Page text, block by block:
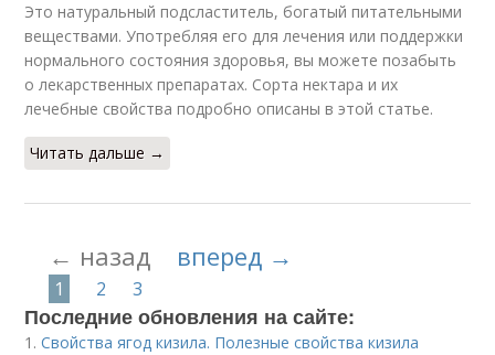
Это натуральный подсластитель, богатый питательными
веществами. Употребляя его для лечения или поддержки
нормального состояния здоровья, вы можете позабыть
о лекарственных препаратах. Сорта нектара и их
лечебные свойства подробно описаны в этой статье.
Читать дальше →
← назад вперед →
1 2 3
Последние обновления на сайте:
1.Свойства ягод кизила. Полезные свойства кизила